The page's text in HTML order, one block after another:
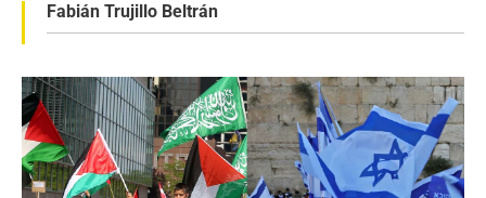
Fabián Trujillo Beltrán